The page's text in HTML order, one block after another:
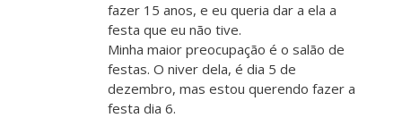
fazer 15 anos, e eu queria dar a ela a
festa que eu não tive.
Minha maior preocupação é o salão de
festas. O niver dela, é dia 5 de
dezembro, mas estou querendo fazer a
festa dia 6.